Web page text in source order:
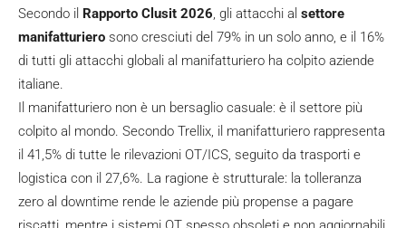
Secondo il Rapporto Clusit 2026, gli attacchi al settore
manifatturiero sono cresciuti del 79% in un solo anno, e il 16%
di tutti gli attacchi globali al manifatturiero ha colpito aziende
italiane.
Il manifatturiero non è un bersaglio casuale: è il settore più
colpito al mondo. Secondo Trellix, il manifatturiero rappresenta
il 41,5% di tutte le rilevazioni OT/ICS, seguito da trasporti e
logistica con il 27,6%. La ragione è strutturale: la tolleranza
zero al downtime rende le aziende più propense a pagare